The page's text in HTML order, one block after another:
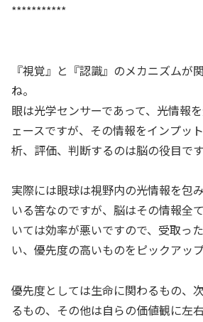
***********
『視覚』と『認識』のメカニズムが
ね。
眼は光学センサーであって、光情報
ェースですが、その情報をインプッ
析、評価、判断するのは脳の役目です
実際には眼球は視野内の光情報を包
いる筈なのですが、脳はその情報全
いては効率が悪いですので、受取っ
い、優先度の高いものをピックアッ
優先度としては生命に関わるもの、
るもの、その他は自らの価値観に左右